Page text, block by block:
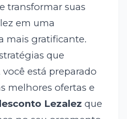
transformar suas
em uma
mais gratificante.
que
está preparado
melhores ofertas e
Lezalez que